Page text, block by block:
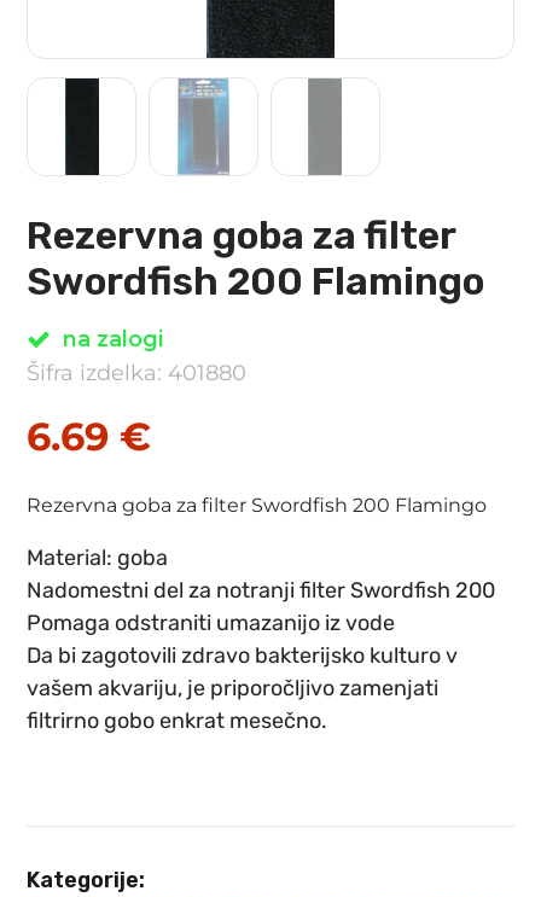
Rezervna goba za filter
Swordfish 200 Flamingo
na zalogi
Šifra izdelka: 401880
6.69 €
Rezervna goba za filter Swordfish 200 Flamingo
Material: goba
Nadomestni del za notranji filter Swordfish 200
Pomaga odstraniti umazanijo iz vode
Da bi zagotovili zdravo bakterijsko kulturo v
vašem akvariju, je priporočljivo zamenjati
filtrirno gobo enkrat mesečno.
Kategorije: